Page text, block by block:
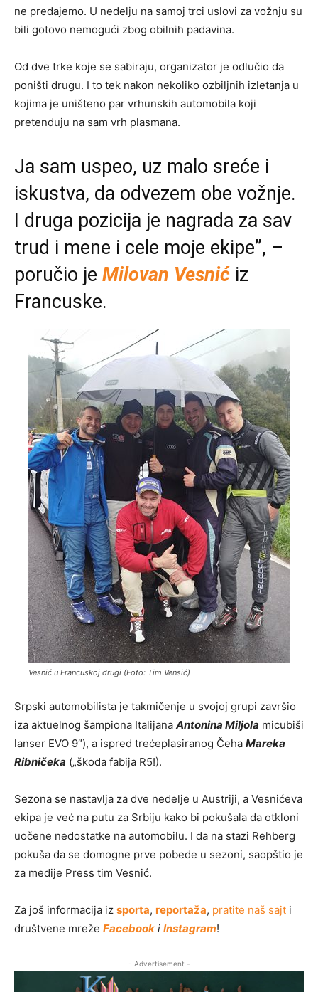
ne predajemo. U nedelju na samoj trci uslovi za vožnju su
bili gotovo nemogući zbog obilnih padavina.
Od dve trke koje se sabiraju, organizator je odlučio da
poništi drugu. I to tek nakon nekoliko ozbiljnih izletanja u
kojima je uništeno par vrhunskih automobila koji
pretenduju na sam vrh plasmana.
Ja sam uspeo, uz malo sreće i
iskustva, da odvezem obe vožnje.
I druga pozicija je nagrada za sav
trud i mene i cele moje ekipe”, –
poručio je Milovan Vesnić iz
Francuske.
Vesnić u Francuskoj drugi (Foto: Tim Vensić)
Srpski automobilista je takmičenje u svojoj grupi završio
iza aktuelnog šampiona Italijana Antonina Miljola micubiši
lanser EVO 9″), a ispred trećeplasiranog Čeha Mareka
Ribničeka („škoda fabija R5!).
Sezona se nastavlja za dve nedelje u Austriji, a Vesnićeva
ekipa je već na putu za Srbiju kako bi pokušala da otkloni
uočene nedostatke na automobilu. I da na stazi Rehberg
pokuša da se domogne prve pobede u sezoni, saopštio je
za medije Press tim Vesnić.
Za još informacija iz sporta, reportaža, pratite naš sajt i
društvene mreže Facebook i Instagram!
- Advertisement -